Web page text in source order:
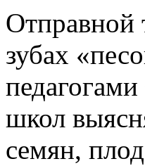
Отправной
зубах
школ
семян,